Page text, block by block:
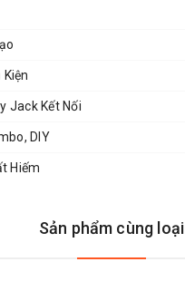
Kiện
Jack Kết Nối
DIY
Hiếm
Sản phẩm cùng loại